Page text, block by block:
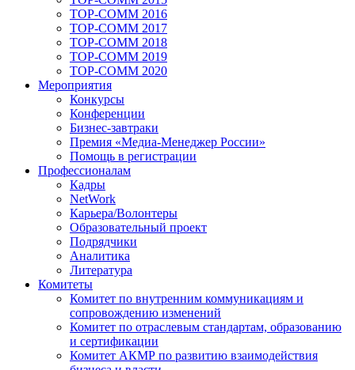
TOP-COMM 2016
TOP-COMM 2017
TOP-COMM 2018
TOP-COMM 2019
TOP-COMM 2020
Мероприятия
Конкурсы
Конференции
Бизнес-завтраки
Премия «Медиа-Менеджер России»
Помощь в регистрации
Профессионалам
Кадры
NetWork
Карьера/Волонтеры
Образовательный проект
Подрядчики
Аналитика
Литература
Комитеты
Комитет по внутренним коммуникациям и
сопровождению изменений
Комитет по отраслевым стандартам, образованию
и сертификации
Комитет АКМР по развитию взаимодействия